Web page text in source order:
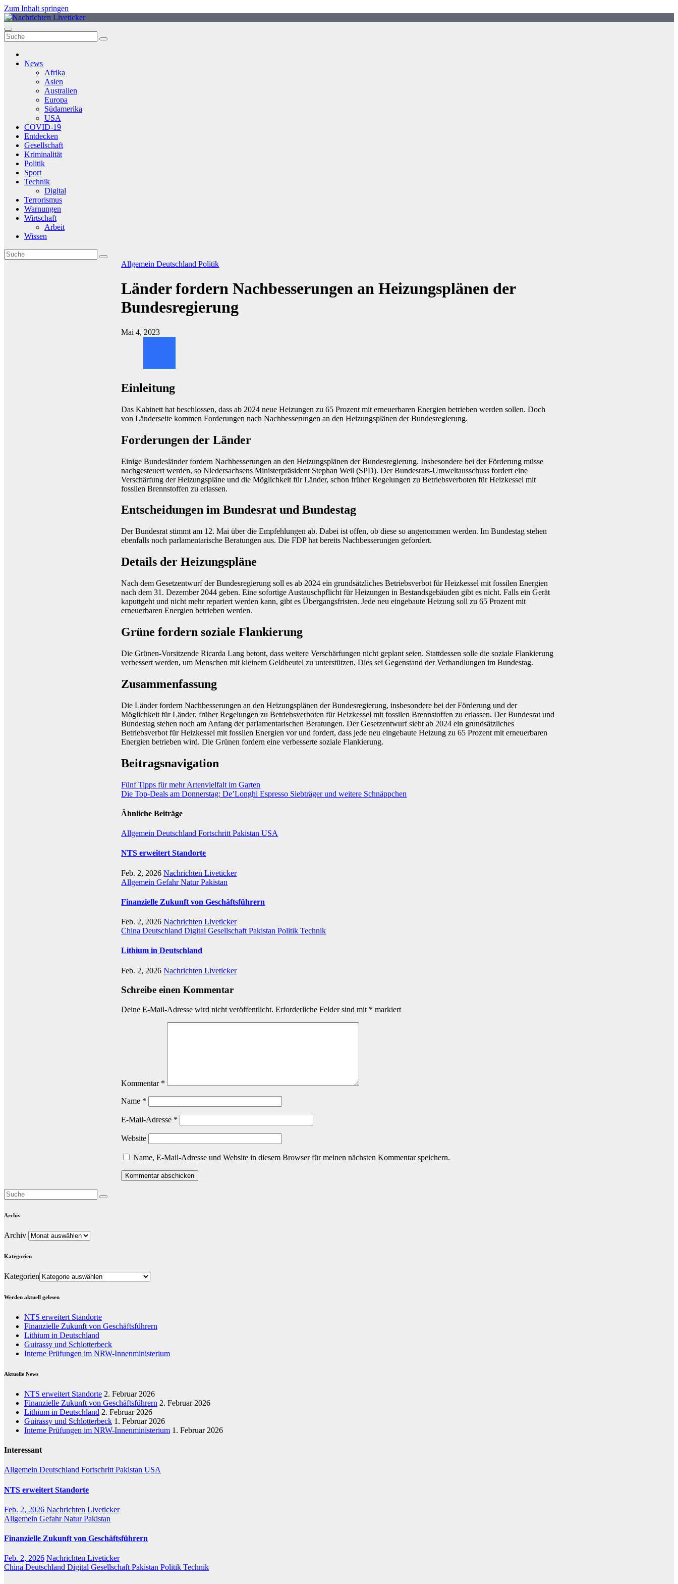
Zum Inhalt springen
News
Afrika
Asien
Australien
Europa
Südamerika
USA
COVID-19
Entdecken
Gesellschaft
Kriminalität
Politik
Sport
Technik
Digital
Terrorismus
Warnungen
Wirtschaft
Arbeit
Wissen
AllgemeinDeutschlandPolitik
Länder fordern Nachbesserungen an Heizungsplänen der
Bundesregierung
Mai 4, 2023
Einleitung
Das Kabinett hat beschlossen, dass ab 2024 neue Heizungen zu 65 Prozent mit erneuerbaren Energien betrieben werden sollen. Doch
von Länderseite kommen Forderungen nach Nachbesserungen an den Heizungsplänen der Bundesregierung.
Forderungen der Länder
Einige Bundesländer fordern Nachbesserungen an den Heizungsplänen der Bundesregierung. Insbesondere bei der Förderung müsse
nachgesteuert werden, so Niedersachsens Ministerpräsident Stephan Weil (SPD). Der Bundesrats-Umweltausschuss fordert eine
Verschärfung der Heizungspläne und die Möglichkeit für Länder, schon früher Regelungen zu Betriebsverboten für Heizkessel mit
fossilen Brennstoffen zu erlassen.
Entscheidungen im Bundesrat und Bundestag
Der Bundesrat stimmt am 12. Mai über die Empfehlungen ab. Dabei ist offen, ob diese so angenommen werden. Im Bundestag stehen
ebenfalls noch parlamentarische Beratungen aus. Die FDP hat bereits Nachbesserungen gefordert.
Details der Heizungspläne
Nach dem Gesetzentwurf der Bundesregierung soll es ab 2024 ein grundsätzliches Betriebsverbot für Heizkessel mit fossilen Energien
nach dem 31. Dezember 2044 geben. Eine sofortige Austauschpflicht für Heizungen in Bestandsgebäuden gibt es nicht. Falls ein Gerät
kaputtgeht und nicht mehr repariert werden kann, gibt es Übergangsfristen. Jede neu eingebaute Heizung soll zu 65 Prozent mit
erneuerbaren Energien betrieben werden.
Grüne fordern soziale Flankierung
Die Grünen-Vorsitzende Ricarda Lang betont, dass weitere Verschärfungen nicht geplant seien. Stattdessen solle die soziale Flankierung
verbessert werden, um Menschen mit kleinem Geldbeutel zu unterstützen. Dies sei Gegenstand der Verhandlungen im Bundestag.
Zusammenfassung
Die Länder fordern Nachbesserungen an den Heizungsplänen der Bundesregierung, insbesondere bei der Förderung und der
Möglichkeit für Länder, früher Regelungen zu Betriebsverboten für Heizkessel mit fossilen Brennstoffen zu erlassen. Der Bundesrat und
Bundestag stehen noch am Anfang der parlamentarischen Beratungen. Der Gesetzentwurf sieht ab 2024 ein grundsätzliches
Betriebsverbot für Heizkessel mit fossilen Energien vor und fordert, dass jede neu eingebaute Heizung zu 65 Prozent mit erneuerbaren
Energien betrieben wird. Die Grünen fordern eine verbesserte soziale Flankierung.
Beitragsnavigation
Fünf Tipps für mehr Artenvielfalt im Garten
Die Top-Deals am Donnerstag: De’Longhi Espresso Siebträger und weitere Schnäppchen
Ähnliche Beiträge
AllgemeinDeutschlandFortschrittPakistanUSA
NTS erweitert Standorte
Feb. 2, 2026 Nachrichten Liveticker
AllgemeinGefahrNaturPakistan
Finanzielle Zukunft von Geschäftsführern
Feb. 2, 2026 Nachrichten Liveticker
ChinaDeutschlandDigitalGesellschaftPakistanPolitikTechnik
Lithium in Deutschland
Feb. 2, 2026 Nachrichten Liveticker
Schreibe einen Kommentar
Deine E-Mail-Adresse wird nicht veröffentlicht. Erforderliche Felder sind mit * markiert
Kommentar *
Name *
E-Mail-Adresse *
Website
Name, E-Mail-Adresse und Website in diesem Browser für meinen nächsten Kommentar speichern.
Archiv
Archiv
Kategorien
Kategorien
Werden aktuell gelesen
NTS erweitert Standorte
Finanzielle Zukunft von Geschäftsführern
Lithium in Deutschland
Guirassy und Schlotterbeck
Interne Prüfungen im NRW-Innenministerium
Aktuelle News
NTS erweitert Standorte 2. Februar 2026
Finanzielle Zukunft von Geschäftsführern 2. Februar 2026
Lithium in Deutschland 2. Februar 2026
Guirassy und Schlotterbeck 1. Februar 2026
Interne Prüfungen im NRW-Innenministerium 1. Februar 2026
Interessant
Allgemein Deutschland FortschrittPakistan USA
NTS erweitert Standorte
Feb. 2, 2026 Nachrichten Liveticker
Allgemein GefahrNaturPakistan
Finanzielle Zukunft von Geschäftsführern
Feb. 2, 2026 Nachrichten Liveticker
China Deutschland Digital GesellschaftPakistan Politik Technik